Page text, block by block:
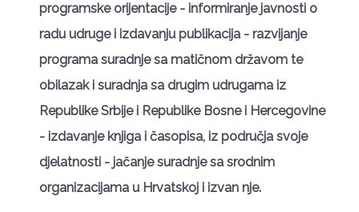
programske orijentacije - informiranje javnosti o
radu udruge i izdavanju publikacija - razvijanje
programa suradnje sa matičnom državom te
obilazak i suradnja sa drugim udrugama iz
Republike Srbije i Republike Bosne i Hercegovine
- izdavanje knjiga i časopisa, iz područja svoje
djelatnosti - jačanje suradnje sa srodnim
organizacijama u Hrvatskoj i izvan nje.